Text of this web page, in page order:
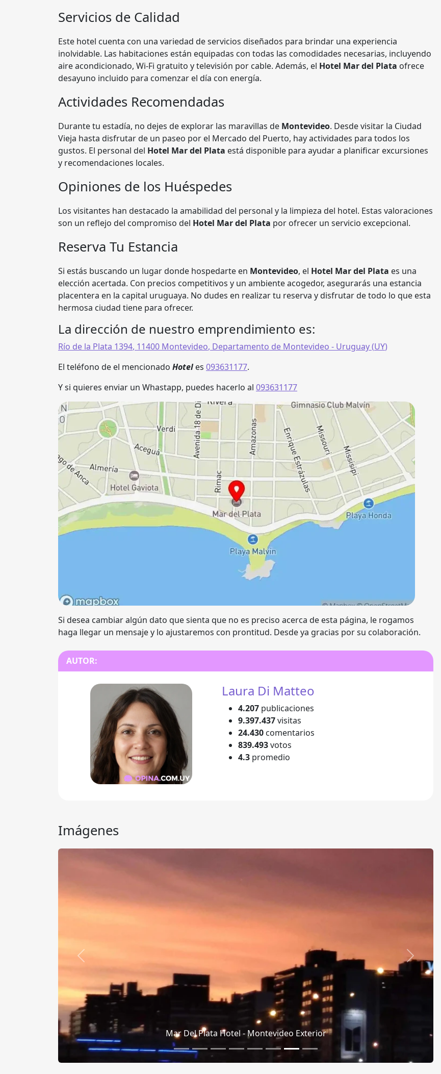
Servicios de Calidad
Este hotel cuenta con una variedad de servicios diseñados para brindar una experiencia
inolvidable. Las habitaciones están equipadas con todas las comodidades necesarias, incluyendo
aire acondicionado, Wi-Fi gratuito y televisión por cable. Además, el Hotel Mar del Plata ofrece
desayuno incluido para comenzar el día con energía.
Actividades Recomendadas
Durante tu estadía, no dejes de explorar las maravillas de Montevideo. Desde visitar la Ciudad
Vieja hasta disfrutar de un paseo por el Mercado del Puerto, hay actividades para todos los
gustos. El personal del Hotel Mar del Plata está disponible para ayudar a planificar excursiones
y recomendaciones locales.
Opiniones de los Huéspedes
Los visitantes han destacado la amabilidad del personal y la limpieza del hotel. Estas valoraciones
son un reflejo del compromiso del Hotel Mar del Plata por ofrecer un servicio excepcional.
Reserva Tu Estancia
Si estás buscando un lugar donde hospedarte en Montevideo, el Hotel Mar del Plata es una
elección acertada. Con precios competitivos y un ambiente acogedor, asegurarás una estancia
placentera en la capital uruguaya. No dudes en realizar tu reserva y disfrutar de todo lo que esta
hermosa ciudad tiene para ofrecer.
La dirección de nuestro emprendimiento es:
Río de la Plata 1394, 11400 Montevideo, Departamento de Montevideo - Uruguay (UY)
El teléfono de el mencionado Hotel es 093631177.
Y si quieres enviar un Whastapp, puedes hacerlo al 093631177
Si desea cambiar algún dato que sienta que no es preciso acerca de esta página, le rogamos
haga llegar un mensaje y lo ajustaremos con prontitud. Desde ya gracias por su colaboración.
AUTOR:
Laura Di Matteo
4.207 publicaciones
9.397.437visitas
24.430 comentarios
839.493votos
4.3 promedio
Imágenes
Mar Del Plata Hotel - Montevideo De Los Visitantes
Anterior Siguiente